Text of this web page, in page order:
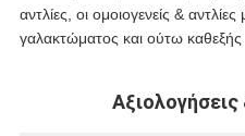
αντλίες, οι ομοιογενείς &
γαλακτώματος και ούτω καθεξής